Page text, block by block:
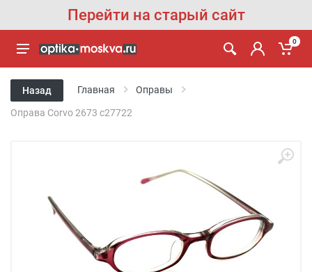
Перейти на старый сайт
0
Назад Главная Оправы
Оправа Corvo 2673 c27722